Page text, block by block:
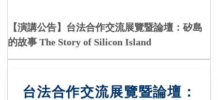
【演講公告】台法合作交流展覽暨論壇：矽島
的故事 The Story of Silicon Island
台法合作交流展覽暨論壇：